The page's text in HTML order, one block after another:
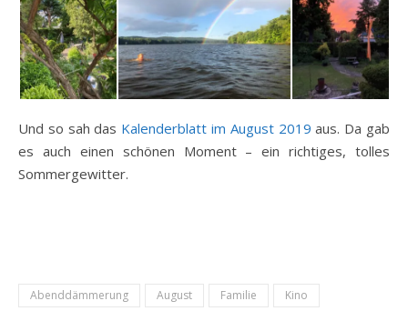
Und so sah das Kalenderblatt im August 2019 aus. Da gab
es auch einen schönen Moment – ein richtiges, tolles
Sommergewitter.
Abenddämmerung August Familie
Kino